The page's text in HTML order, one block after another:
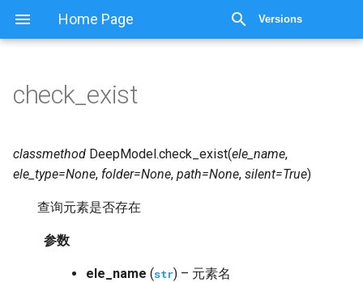
Home Page Versions
显示源代码
check_exist
classmethod DeepModel.check_exist(ele_name,
ele_type=None, folder=None, path=None, silent=True)
查询元素是否存在
参数
ele_name (str) – 元素名